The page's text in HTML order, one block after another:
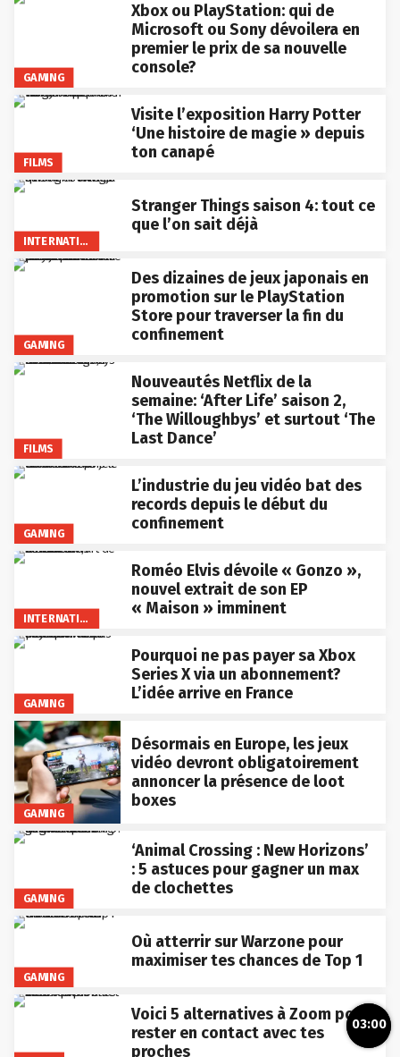
GAMING
Xbox ou PlayStation: qui de
Microsoft ou Sony dévoilera en
premier le prix de sa nouvelle
console?
FILMS
Visite l’exposition Harry Potter
‘Une histoire de magie » depuis
ton canapé
INTERNATIONAL
Stranger Things saison 4: tout ce
que l’on sait déjà
GAMING
Des dizaines de jeux japonais en
promotion sur le PlayStation
Store pour traverser la fin du
confinement
FILMS
Nouveautés Netflix de la
semaine: ‘After Life’ saison 2,
‘The Willoughbys’ et surtout ‘The
Last Dance’
GAMING
L’industrie du jeu vidéo bat des
records depuis le début du
confinement
INTERNATIONAL
Roméo Elvis dévoile « Gonzo »,
nouvel extrait de son EP
« Maison » imminent
GAMING
Pourquoi ne pas payer sa Xbox
Series X via un abonnement?
L’idée arrive en France
GAMING
Désormais en Europe, les jeux
vidéo devront obligatoirement
annoncer la présence de loot
boxes
GAMING
‘Animal Crossing : New Horizons’
: 5 astuces pour gagner un max
de clochettes
GAMING
Où atterrir sur Warzone pour
maximiser tes chances de Top 1
Voici 5 alternatives à Zoom pour
rester en contact avec tes
proches
03:00